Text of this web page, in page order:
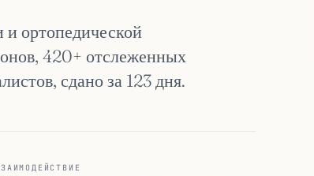
ортопедической
420+ отслеженных
сдано за 123 дня.